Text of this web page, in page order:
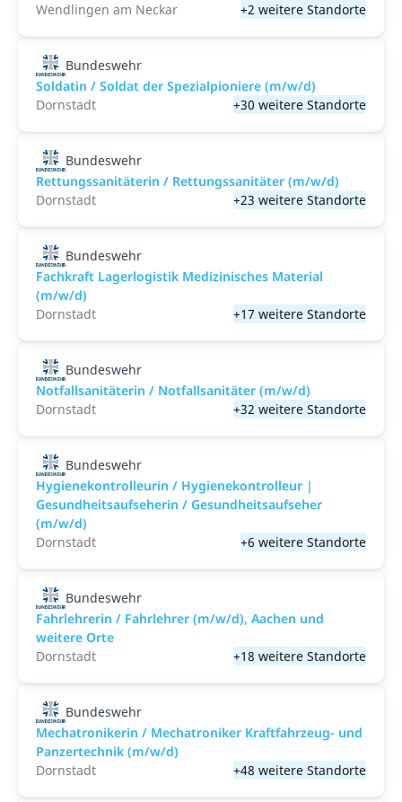
Wendlingen am Neckar
+2 weitere Standorte
Bundeswehr
Soldatin / Soldat der Spezialpioniere (m/w/d)
Dornstadt
+30 weitere Standorte
Bundeswehr
Rettungssanitäterin / Rettungssanitäter (m/w/d)
Dornstadt
+23 weitere Standorte
Bundeswehr
Fachkraft Lagerlogistik Medizinisches Material
(m/w/d)
Dornstadt
+17 weitere Standorte
Bundeswehr
Notfallsanitäterin / Notfallsanitäter (m/w/d)
Dornstadt
+32 weitere Standorte
Bundeswehr
Hygienekontrolleurin / Hygienekontrolleur |
Gesundheitsaufseherin / Gesundheitsaufseher
(m/w/d)
Dornstadt
+6 weitere Standorte
Bundeswehr
Fahrlehrerin / Fahrlehrer (m/w/d), Aachen und
weitere Orte
Dornstadt
+18 weitere Standorte
Bundeswehr
Mechatronikerin / Mechatroniker Kraftfahrzeug- und
Panzertechnik (m/w/d)
Dornstadt
+48 weitere Standorte